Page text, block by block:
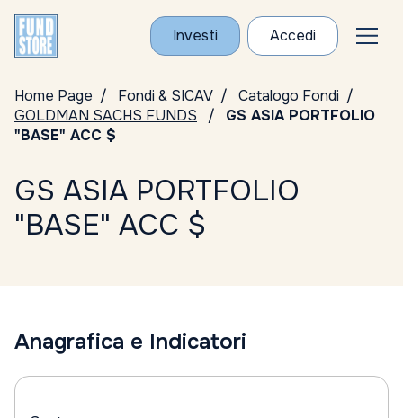
Investi Accedi
Home Page Fondi & SICAV
Catalogo Fondi
GOLDMAN SACHS FUNDS
GS ASIA PORTFOLIO
"BASE" ACC $
GS ASIA PORTFOLIO
"BASE" ACC $
Anagrafica e Indicatori